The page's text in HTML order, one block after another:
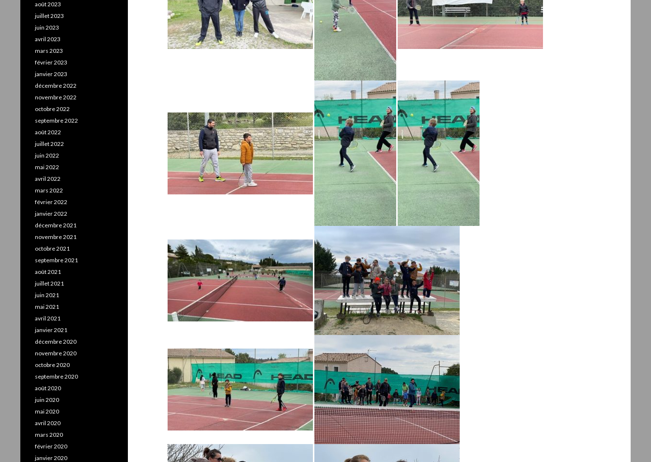
août 2023
juillet 2023
juin 2023
avril 2023
mars 2023
février 2023
janvier 2023
décembre 2022
novembre 2022
octobre 2022
septembre 2022
août 2022
juillet 2022
juin 2022
mai 2022
avril 2022
mars 2022
février 2022
janvier 2022
décembre 2021
novembre 2021
octobre 2021
septembre 2021
août 2021
juillet 2021
juin 2021
mai 2021
avril 2021
janvier 2021
décembre 2020
novembre 2020
octobre 2020
septembre 2020
août 2020
juin 2020
mai 2020
avril 2020
mars 2020
février 2020
janvier 2020